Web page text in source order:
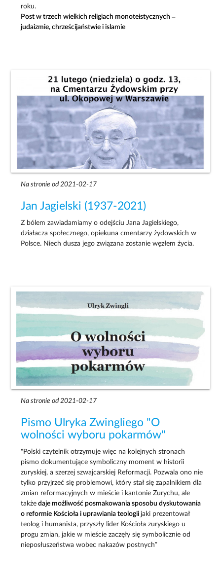
roku.
Post w trzech wielkich religiach monoteistycznych –
judaizmie, chrześcijaństwie i islamie
Na stronie od 2021-02-17
Jan Jagielski (1937-2021)
Z bólem zawiadamiamy o odejściu Jana Jagielskiego,
działacza społecznego, opiekuna cmentarzy żydowskich w
Polsce. Niech dusza jego związana zostanie węzłem życia.
Na stronie od 2021-02-17
Pismo Ulryka Zwingliego "O
wolności wyboru pokarmów"
"Polski czytelnik otrzymuje więc na kolejnych stronach
pismo dokumentujące symboliczny moment w historii
zuryskiej, a szerzej szwajcarskiej Reformacji. Pozwala ono nie
tylko przyjrzeć się problemowi, który stał się zapalnikiem dla
zmian reformacyjnych w mieście i kantonie Zurychu, ale
także daje możliwość posmakowania sposobu dyskutowania
o reformie Kościoła i uprawiania teologii jaki prezentował
teolog i humanista, przyszły lider Kościoła zuryskiego u
progu zmian, jakie w mieście zaczęły się symbolicznie od
nieposłuszeństwa wobec nakazów postnych”